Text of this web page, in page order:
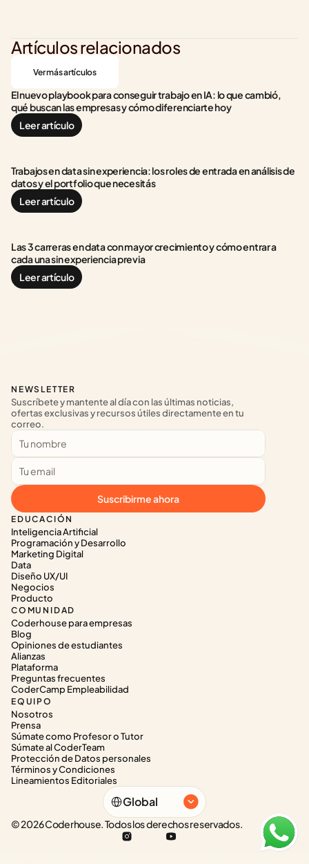
Artículos relacionados
Ver más artículos
El nuevo playbook para conseguir trabajo en IA: lo que cambió,
qué buscan las empresas y cómo diferenciarte hoy
Leer artículo
Trabajos en data sin experiencia: los roles de entrada en análisis de
datos y el portfolio que necesitás
Leer artículo
Las 3 carreras en data con mayor crecimiento y cómo entrar a
cada una sin experiencia previa
Leer artículo
EDUCACIÓN
Inteligencia Artificial
Programación y Desarrollo
Marketing Digital
Data
Diseño UX/UI
Negocios
Producto
COMUNIDAD
Coderhouse para empresas
Blog
Opiniones de estudiantes
Alianzas
Plataforma
Preguntas frecuentes
CoderCamp Empleabilidad
EQUIPO
Nosotros
Prensa
Súmate como Profesor o Tutor
Súmate al CoderTeam
Protección de Datos personales
Términos y Condiciones
Lineamientos Editoriales
NEWSLETTER
Suscríbete y mantente al día con las últimas noticias,
ofertas exclusivas y recursos útiles directamente en tu
correo.
Suscribirme ahora
Select Language
Global
© 2026 Coderhouse. Todos los derechos reservados.